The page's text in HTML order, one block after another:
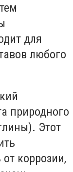
для
любого
природного
Этот
коррозии,